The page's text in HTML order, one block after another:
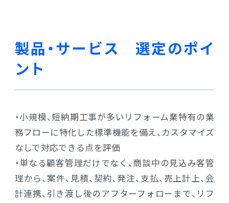
製品・サービス 選定のポイ
ント
・小規模、短納期工事が多いリフォーム業特有の業
務フローに特化した標準機能を備え、カスタマイズ
なしで対応できる点を評価
・単なる顧客管理だけでなく、商談中の見込み客管
理から、案件、見積、契約、発注、支払、売上計上、会
計連携、引き渡し後のアフターフォローまで、リフ